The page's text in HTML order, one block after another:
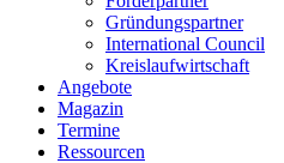
Gründungspartner
International Council
Kreislaufwirtschaft
Angebote
Magazin
Termine
Ressourcen